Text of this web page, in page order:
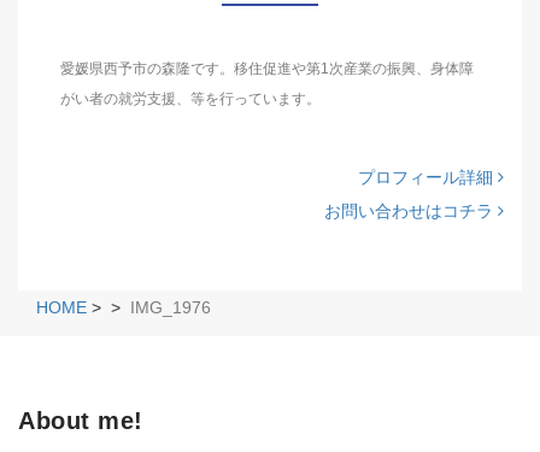
愛媛県西予市の森隆です。移住促進や第1次産業の振興、身体障
がい者の就労支援、等を行っています。
プロフィール詳細
お問い合わせはコチラ
HOME > > IMG_1976
About me!